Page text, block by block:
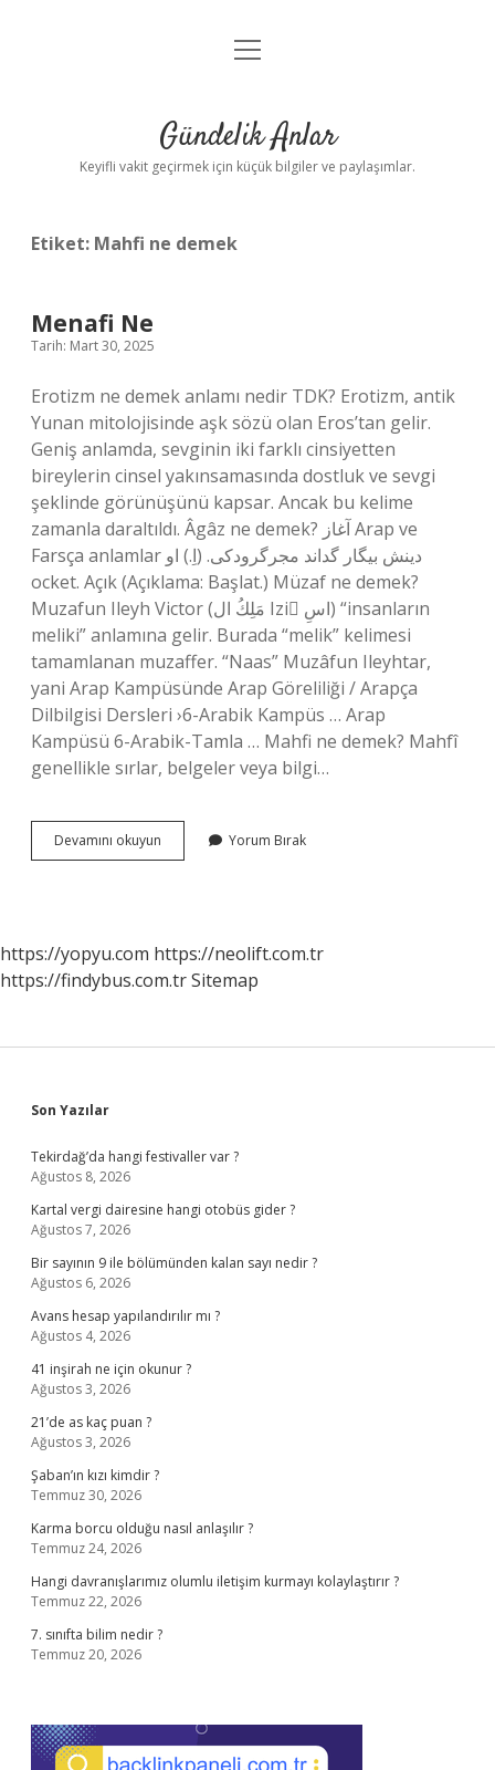
Anasayfa
Yasal Uyarı
menüyü
Gündelik Anlar
Keyifli vakit geçirmek için küçük bilgiler ve paylaşımlar.
Etiket: Mahfi ne demek
Menafi Ne
Tarih: Mart 30, 2025
Erotizm ne demek anlamı nedir TDK? Erotizm, antik
Yunan mitolojisinde aşk sözü olan Eros’tan gelir.
Geniş anlamda, sevginin iki farklı cinsiyetten
bireylerin cinsel yakınsamasında dostluk ve sevgi
şeklinde görünüşünü kapsar. Ancak bu kelime
zamanla daraltıldı. Âgâz ne demek? آغاز Arap ve
Farsça anlamlar دینش بیگار گداند مجرگرودکی. (اِ.) او
ocket. Açık (Açıklama: Başlat.) Müzaf ne demek?
Muzafun Ileyh Victor (مَلِكُ ال Izi ّاسِ) “insanların
meliki” anlamına gelir. Burada “melik” kelimesi
tamamlanan muzaffer. “Naas” Muzâfun Ileyhtar,
yani Arap Kampüsünde Arap Göreliliği / Arapça
Dilbilgisi Dersleri ›6-Arabik Kampüs … Arap
Kampüsü 6-Arabik-Tamla … Mahfi ne demek? Mahfî
genellikle sırlar, belgeler veya bilgi…
Devamını okuyun
Ne
Yorum Bırak
https://yopyu.com https://neolift.com.tr
https://findybus.com.trSitemap
Sidebar
Son Yazılar
Tekirdağ’da hangi festivaller var ?
Ağustos 8, 2026
Kartal vergi dairesine hangi otobüs gider ?
Ağustos 7, 2026
Bir sayının 9 ile bölümünden kalan sayı nedir ?
Ağustos 6, 2026
Avans hesap yapılandırılır mı ?
Ağustos 4, 2026
41 inşirah ne için okunur ?
Ağustos 3, 2026
21’de as kaç puan ?
Ağustos 3, 2026
Şaban’ın kızı kimdir ?
Temmuz 30, 2026
Karma borcu olduğu nasıl anlaşılır ?
Temmuz 24, 2026
Hangi davranışlarımız olumlu iletişim kurmayı kolaylaştırır ?
Temmuz 22, 2026
7. sınıfta bilim nedir ?
Temmuz 20, 2026